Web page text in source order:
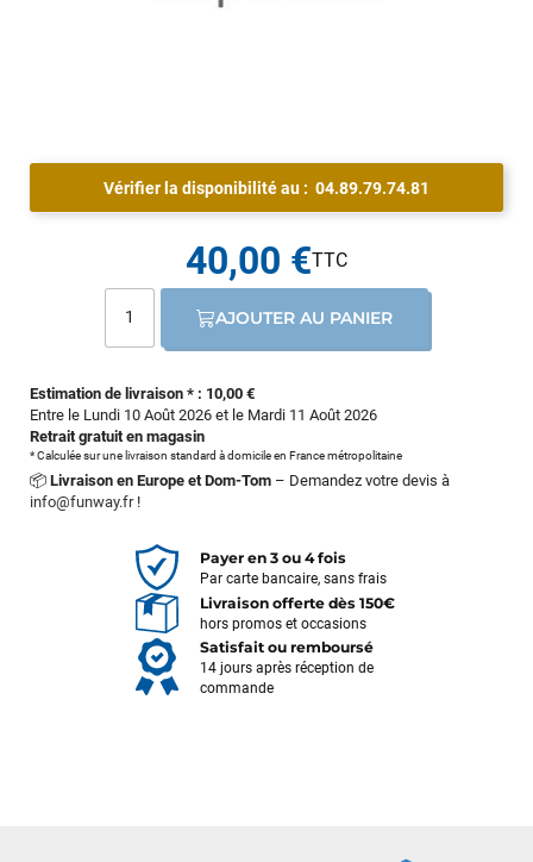
Vérifier la disponibilité au : 04.89.79.74.81
Estimation de livraison * : 10,00 €
Entre le Lundi 10 Août 2026 et le Mardi 11 Août 2026
Retrait gratuit en magasin
* Calculée sur une livraison standard à domicile en France métropolitaine
📦 Livraison en Europe et Dom-Tom – Demandez votre devis à
info@funway.fr!
40,00 €
AJOUTER AU PANIER
Payer en 3 ou 4 fois
Par carte bancaire, sans frais
Livraison offerte dès 150€
hors promos et occasions
Satisfait ou remboursé
14 jours après réception de
commande